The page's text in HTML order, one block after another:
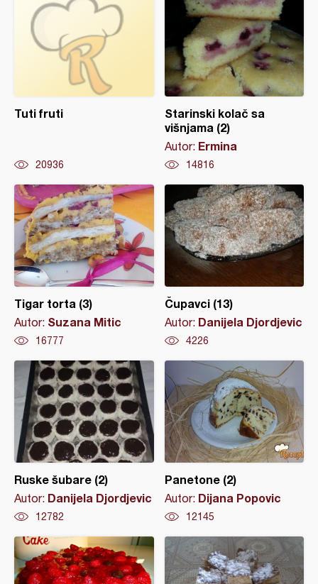
Tuti fruti
20936
Starinski kolač sa
višnjama (2)
Autor: Ermina
14816
Tigar torta (3)
Autor: Suzana Mitic
16777
Čupavci (13)
Autor: Danijela Djordjevic
4226
Ruske šubare (2)
Autor: Danijela Djordjevic
12782
Panetone (2)
Autor: Dijana Popovic
12145